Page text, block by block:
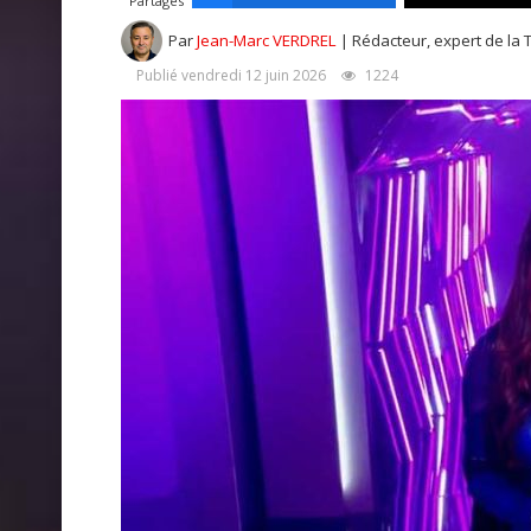
ParJean-Marc VERDREL | Rédacteur, expert de la
Publié vendredi 12 juin 2026 1224